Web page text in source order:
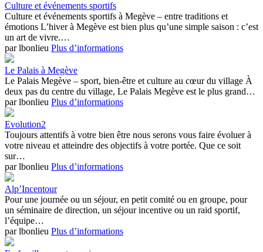
Culture et événements sportifs
Culture et événements sportifs à Megève – entre traditions et
émotions L’hiver à Megève est bien plus qu’une simple saison : c’est
un art de vivre.…
par lbonlieu Plus d’informations
Le Palais à Megève
Le Palais Megève – sport, bien-être et culture au cœur du village À
deux pas du centre du village, Le Palais Megève est le plus grand…
par lbonlieu Plus d’informations
Evolution2
Toujours attentifs à votre bien être nous serons vous faire évoluer à
votre niveau et atteindre des objectifs à votre portée. Que ce soit
sur…
par lbonlieu Plus d’informations
Alp’Incentour
Pour une journée ou un séjour, en petit comité ou en groupe, pour
un séminaire de direction, un séjour incentive ou un raid sportif,
l’équipe…
par lbonlieu Plus d’informations